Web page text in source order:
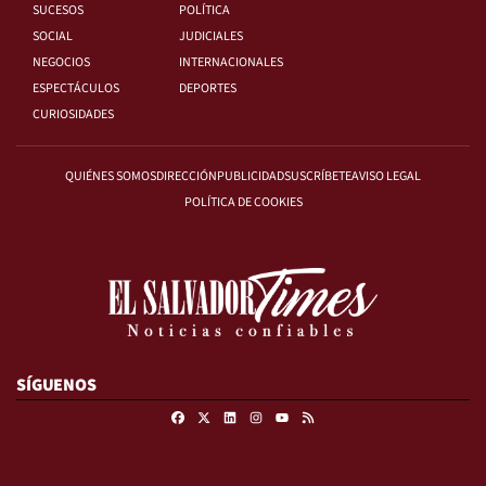
SUCESOS
POLÍTICA
SOCIAL
JUDICIALES
NEGOCIOS
INTERNACIONALES
ESPECTÁCULOS
DEPORTES
CURIOSIDADES
QUIÉNES SOMOSDIRECCIÓNPUBLICIDADSUSCRÍBETEAVISO LEGAL
POLÍTICA DE COOKIES
SÍGUENOS
FacebookLinkedinInstagram